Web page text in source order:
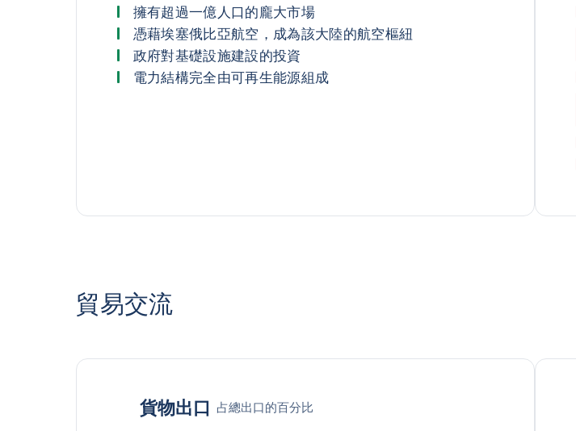
擁有超過一億人口的龐大市場
憑藉埃塞俄比亞航空，成為該大陸的航空樞紐
政府對基礎設施建設的投資
電力結構完全由可再生能源組成
貿易交流
貨物出口 占總出口的百分比